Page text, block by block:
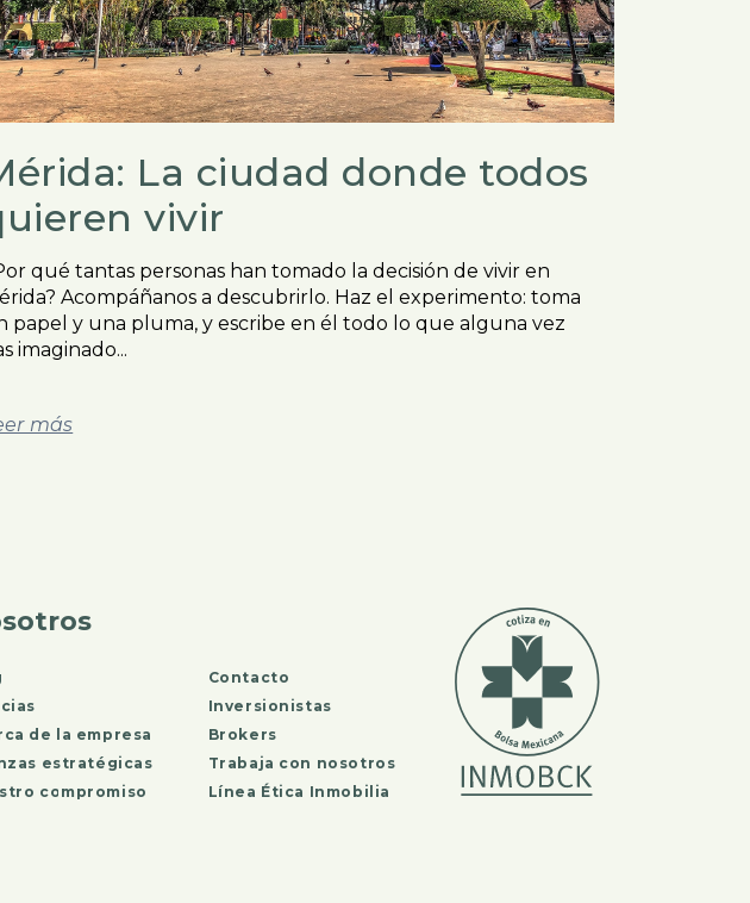
La ciudad donde todos
vivir
qué tantas personas han tomado la decisión de vivir en
Acompáñanos a descubrirlo. Haz el experimento: toma
papel y una pluma, y escribe en él todo lo que alguna vez
imaginado...
más
de la empresa
estratégicas
compromiso
Contacto
Inversionistas
Brokers
Trabaja con nosotros
Línea Ética Inmobilia